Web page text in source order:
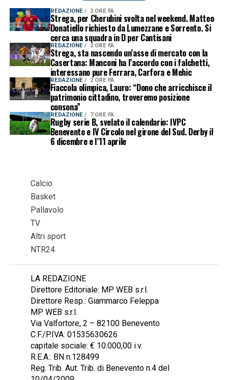
REDAZIONE 2 ORE FA
Strega, per Cherubini svolta nel weekend. Matteo
Donatiello richiesto da Lumezzane e Sorrento. Si
cerca una squadra in D per Cantisani
REDAZIONE 2 ORE FA
Strega, sta nascendo un’asse di mercato con la
Casertana: Manconi ha l’accordo con i falchetti,
interessano pure Ferrara, Carfora e Mehic
REDAZIONE 2 ORE FA
Fiaccola olimpica, Lauro: “Dono che arricchisce il
patrimonio cittadino, troveremo posizione
consona”
REDAZIONE 7 ORE FA
Rugby serie B, svelato il calendario: IVPC
Benevento e IV Circolo nel girone del Sud. Derby il
6 dicembre e l’11 aprile
Calcio
Basket
Pallavolo
TV
Altri sport
NTR24
LA REDAZIONE
Direttore Editoriale: MP WEB s.r.l.
Direttore Resp.: Giammarco Feleppa
MP WEB s.r.l.
Via Valfortore, 2 – 82100 Benevento
C.F./P.IVA: 01535630626
capitale sociale: € 10.000,00 i.v.
R.E.A.: BN n.128499
Reg. Trib. Aut. Trib. di Benevento n.4 del